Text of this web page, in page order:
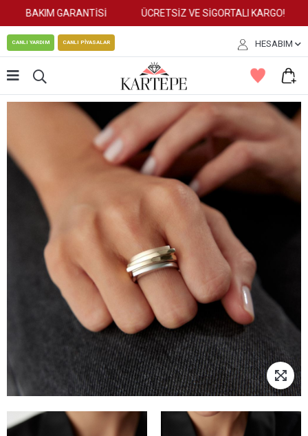
BAKIM GARANTİSİ ÜCRETSİZ VE SİGORTALI KARGO!
CANLI YARDIM CANLI PİYASALAR HESABIM